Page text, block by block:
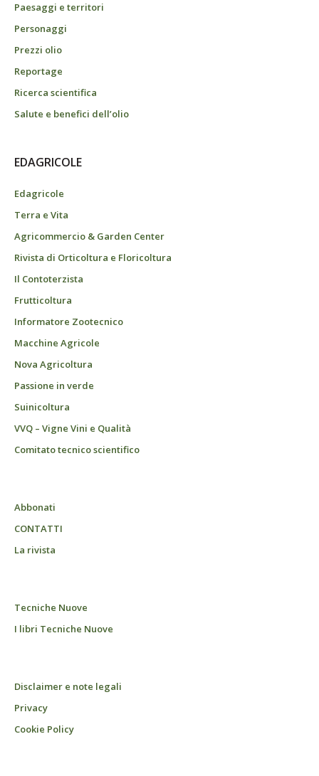
Paesaggi e territori
Personaggi
Prezzi olio
Reportage
Ricerca scientifica
Salute e benefici dell’olio
EDAGRICOLE
Edagricole
Terra e Vita
Agricommercio & Garden Center
Rivista di Orticoltura e Floricoltura
Il Contoterzista
Frutticoltura
Informatore Zootecnico
Macchine Agricole
Nova Agricoltura
Passione in verde
Suinicoltura
VVQ – Vigne Vini e Qualità
Comitato tecnico scientifico
Abbonati
CONTATTI
La rivista
Tecniche Nuove
I libri Tecniche Nuove
Disclaimer e note legali
Privacy
Cookie Policy